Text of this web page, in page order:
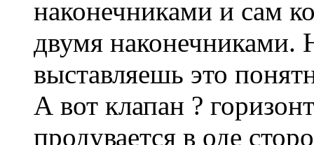
наконечниками и сам
двумя наконечниками.
выставляешь это
А вот клапан ?
продувается в оде